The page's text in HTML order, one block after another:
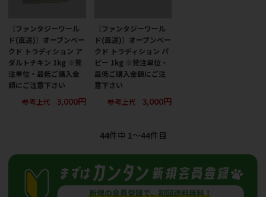
［ファンタジーワール
ド(直送)］オーブンベー
クド トラディション ア
ダルトチキン 1kg ※発
注単位・最低ご購入金
額にご注意下さい
参考上代
3,000円
［ファンタジーワール
ド(直送)］オーブンベー
クド トラディション パ
ピー 1kg ※発注単位・
最低ご購入金額にご注
意下さい
参考上代
3,000円
44件中 1〜44件目